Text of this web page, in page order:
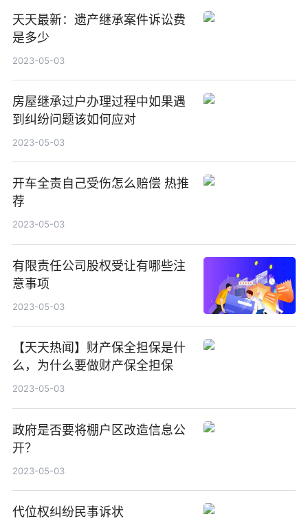
天天最新：遗产继承案件诉讼费
是多少
2023-05-03
房屋继承过户办理过程中如果遇
到纠纷问题该如何应对
2023-05-03
开车全责自己受伤怎么赔偿 热推
荐
2023-05-03
有限责任公司股权受让有哪些注
意事项
2023-05-03
【天天热闻】财产保全担保是什
么，为什么要做财产保全担保
2023-05-03
政府是否要将棚户区改造信息公
开？
2023-05-03
代位权纠纷民事诉状